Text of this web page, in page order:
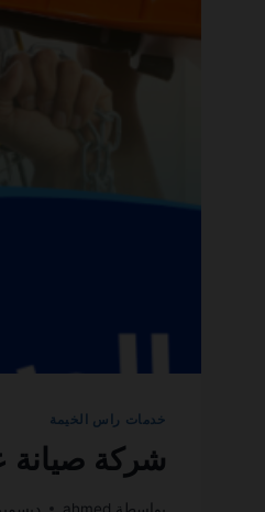
خدمات راس الخيمة
شركة صيانة عامة في